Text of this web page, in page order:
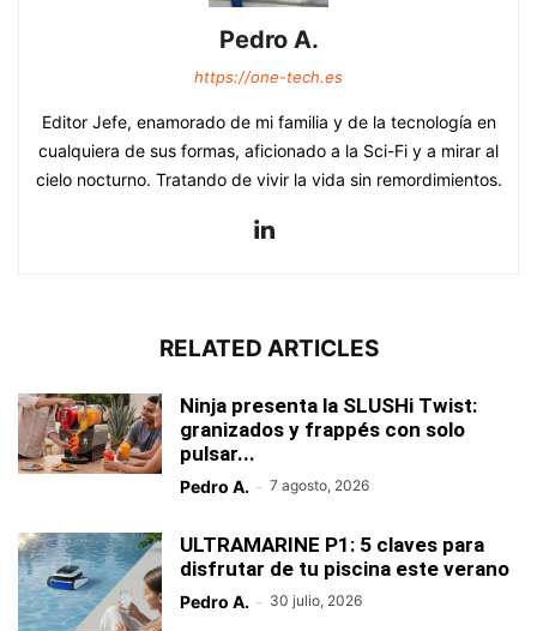
Pedro A.
https://one-tech.es
Editor Jefe, enamorado de mi familia y de la tecnología en
cualquiera de sus formas, aficionado a la Sci-Fi y a mirar al
cielo nocturno. Tratando de vivir la vida sin remordimientos.
RELATED ARTICLES
Ninja presenta la SLUSHi Twist:
granizados y frappés con solo
pulsar...
Pedro A. - 7 agosto, 2026
ULTRAMARINE P1: 5 claves para
disfrutar de tu piscina este verano
Pedro A. - 30 julio, 2026